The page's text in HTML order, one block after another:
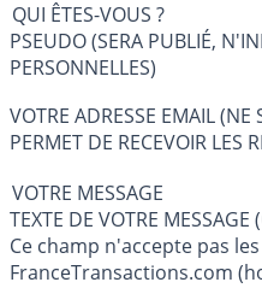
QUI ÊTES-VOUS ?
PSEUDO (SERA PUBLIÉ,
PERSONNELLES)
VOTRE ADRESSE EMAIL (NE
PERMET DE RECEVOIR LES
VOTRE MESSAGE
Ce champ n'accepte pas
FranceTransactions.com